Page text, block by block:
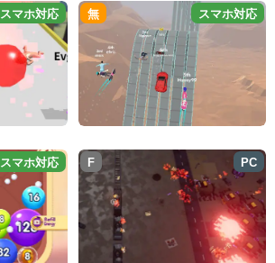
スマホ対応 無 スマホ対応
スマホ対応 F PC